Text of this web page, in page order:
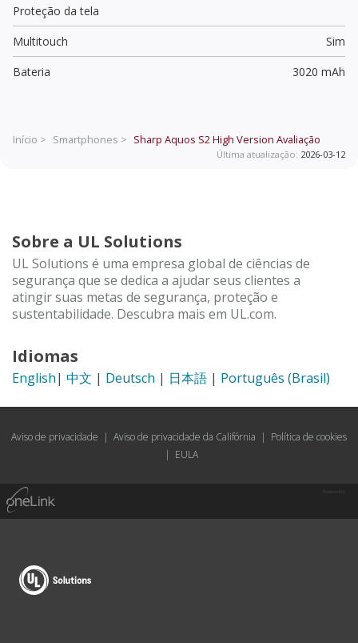
Proteção da tela
Multitouch
Sim
Bateria
3020 mAh
Início > Smartphones > Sharp Aquos S2 High Version Avaliação
Última atualização: 2026-03-12
Sobre a UL Solutions
UL Solutions é uma empresa global de ciências de
segurança que se dedica a ajudar seus clientes a
atingir suas metas de segurança, proteção e
sustentabilidade. Descubra mais em UL.com.
Idiomas
English| 中文 | Deutsch | 日本語 | Português (Brasil)
Aviso de privacidade | Aviso de privacidade da Califórnia | Política de cookies
| EULA